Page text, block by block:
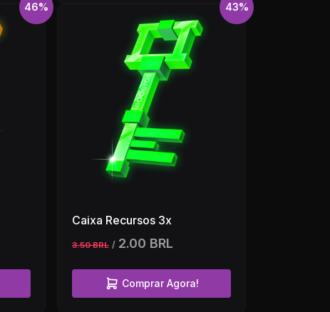
46% 43%
Caixa Recursos 3x
3.50 BRL / 2.00 BRL
Comprar Agora!